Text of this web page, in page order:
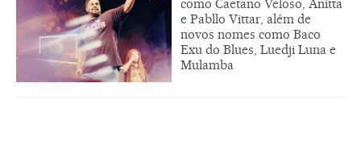
como Caetano Veloso, Anitta
e Pabllo Vittar, além de
novos nomes como Baco
Exu do Blues, Luedji Luna e
Mulamba